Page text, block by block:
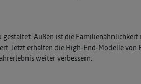
gestaltet. Außen ist die
Jetzt erhalten die High-End-Modelle von
weiter verbessern.